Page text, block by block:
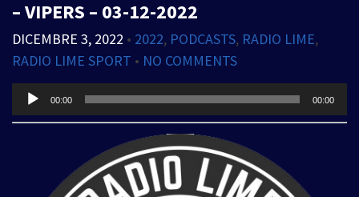
– VIPERS – 03-12-2022
DICEMBRE 3, 2022 • 2022, PODCASTS, RADIO LIME,
RADIO LIME SPORT • NO COMMENTS
Audio
Player
00:00 00:00